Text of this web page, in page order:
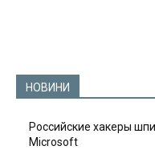
НОВИНИ
Российские хакеры
Microsoft